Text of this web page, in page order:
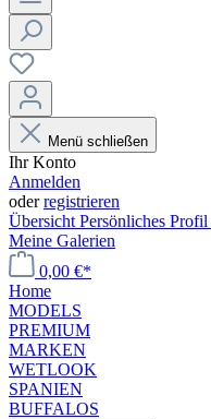
Menü schließen
Ihr Konto
Anmelden
oderregistrieren
Übersicht Persönliches Profil
Meine Galerien
0,00 €*
Home
MODELS
PREMIUM
MARKEN
WETLOOK
SPANIEN
BUFFALOS